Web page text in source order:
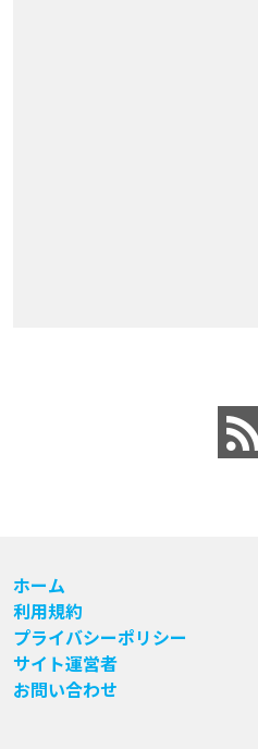
ホーム
利用規約
プライバシーポリシー
サイト運営者
お問い合わせ